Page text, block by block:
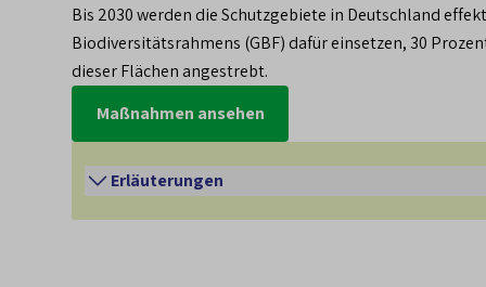
Bis 2030 werden die Schutzgebiete in Deutschland
Biodiversitätsrahmens (GBF) dafür einsetzen, 30
dieser Flächen angestrebt.
Maßnahmen ansehen
Erläuterungen